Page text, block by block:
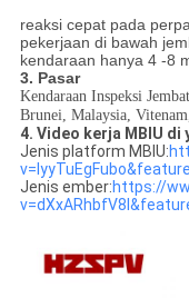
reaksi cepat pada
pekerjaan di bawah
kendaraan hanya 4 -8
3. Pasar
Kendaraan Inspeksi
Brunei, Malaysia,
4. Video kerja MBIU di
Jenis platform MBIU:
Jenis ember:https://